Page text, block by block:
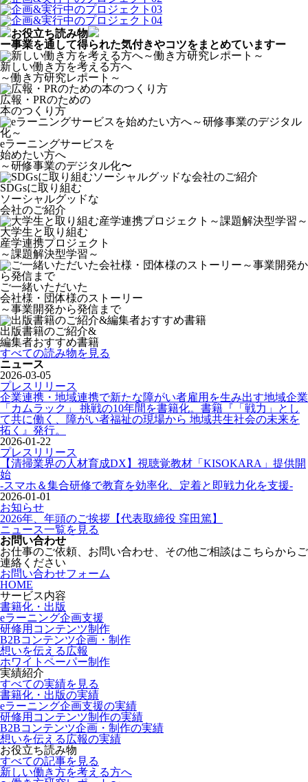
お役立ち読み物
ー事業を通して得られた気付きやコツをまとめていますー
新しい働き方を考える方へ
～働き方研究レポート～
広報・PRのための
本のつくり方
eラーニングサービスを
始めたい方へ
～研修事業のデジタル化〜
SDGsに取り組む
ソーシャルグッドな
会社のご紹介
大学生と取り組む
産学連携プロジェクト
～課題解決型学習～
ご一緒いただいた
会社様・団体様のストーリー
～事業開発から発信まで
出版書籍のご紹介&
編集者おすすめ書籍
すべての読み物を見る
ニュース
2026-03-05
プレスリリース
企業連携・地域連携で新たな障がい者雇用を生み出す地域企業
「カムラック」 挑戦の10年間を書籍化。書籍『「戦力」とし
て共に働く、障がい者福祉の現場から 地域共生社会の未来を
拓く』発行。
2026-01-22
プレスリリース
【清掃業界の人材育成DX】視聴覚教材「KISOKARA」提供開
始
-スマホ＆集合研修で教育を効率化、定着と即戦力化を支援-
2026-01-01
お知らせ
2026年、年頭のご挨拶【代表取締役 窪田篤】
ニュース一覧を見る
お問い合わせ
お仕事のご依頼、お問い合わせ、その他ご相談はこちらからご
連絡ください
お問い合わせフォーム
HOME
サービス内容
書籍化・出版
eラーニング企画支援
研修用コンテンツ制作
B2Bコンテンツ企画・制作
想いを伝える広報
ホワイトペーパー制作
実績紹介
すべての実績を見る
書籍化・出版の実績
eラーニング企画支援の実績
研修用コンテンツ制作の実績
B2Bコンテンツ企画・制作の実績
想いを伝える広報の実績
お役立ち読み物
すべての記事を見る
新しい働き方を考える方へ